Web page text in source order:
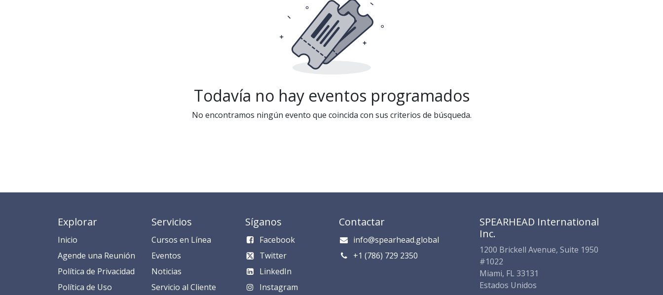
Todavía no hay eventos programados
No encontramos ningún evento que coincida con sus criterios de búsqueda.
Explorar
Inicio
​​​​​​​​​​​​​​​​​​​​​​​​​​​​A​gend​e ​u​na​ Reunión​
​​​​​​P​o​l​ítica de Privacidad
​​​​​​​​​​​P​o​l​í​t​ic​a​ d​e ​U​so​
Servicios
​​​​​​​​​C​​ur​sos en​ ​L​í​ne​a​
​​E​​​​​v​ent​os​​​
​​​​​​N​o​t​ic​ia​s​
​​​​​​​​​​​​​​​​S​e​r​v​i​ci​o​ a​l ​Cl​ien​t​e​
Síganos
Facebook
Twitter
LinkedIn
Instagram
Contactar
info@spearhead.global
​​​​​​​​​​​+1 (786) 729 235​0​
SPEARHEAD International
Inc.
1200 Brickell Avenue, Suite 1950
#1022
Miami, FL 33131
Estados Unidos